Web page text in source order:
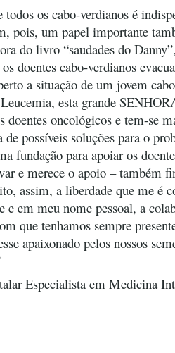
os cabo-verdianos é
pois, um papel importante
do livro “saudades do
doentes cabo-verdianos
a situação de um jovem
esta grande
doentes oncológicos e tem-se
de possíveis soluções para o
fundação para apoiar os
e merece o apoio – também
assim, a liberdade que me é
e em meu nome pessoal, a
que tenhamos sempre
apaixonado pelos nossos
Especialista em Medicina